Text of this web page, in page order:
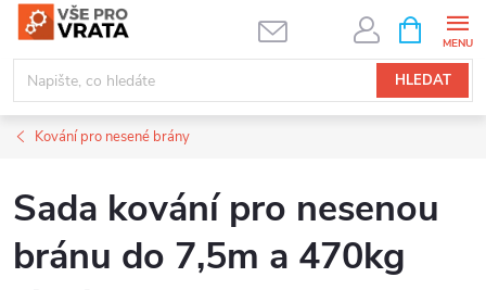
Přejít
obsah
HLEDAT
NÁKUPNÍ
KOŠÍK
Kování pro nesené brány
Sada kování pro nesenou
bránu do 7,5m a 470kg